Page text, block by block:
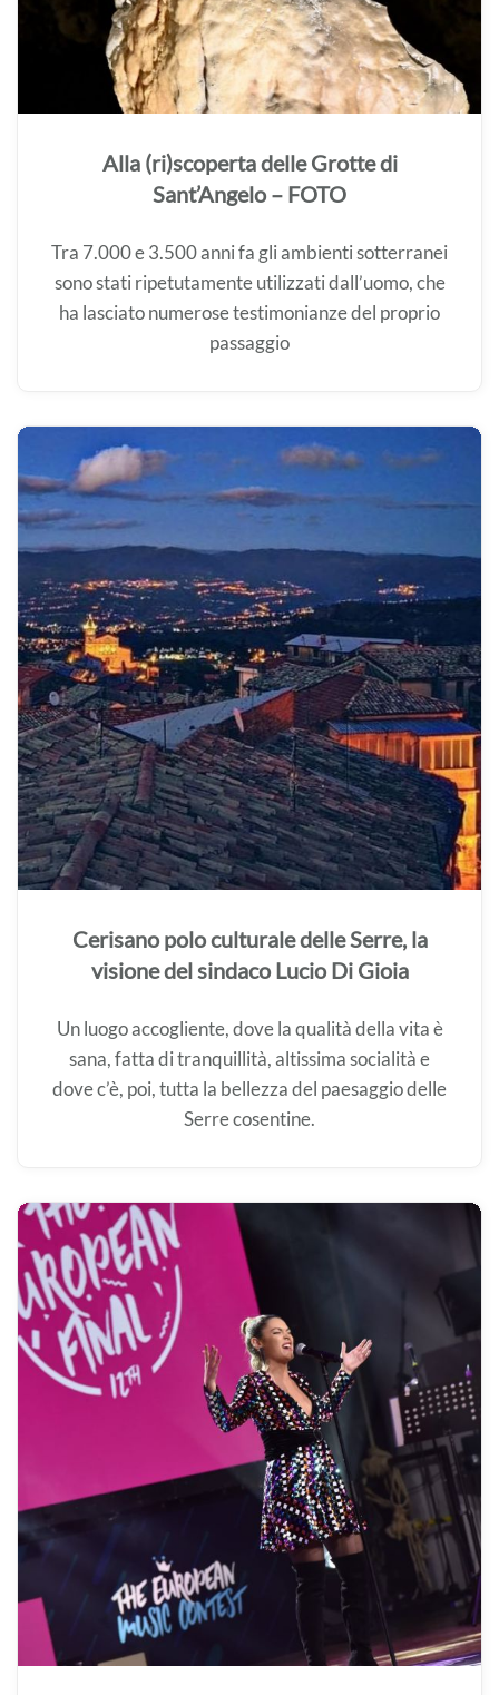
Alla (ri)scoperta delle Grotte di
Sant’Angelo – FOTO
Tra 7.000 e 3.500 anni fa gli ambienti sotterranei
sono stati ripetutamente utilizzati dall’uomo, che
ha lasciato numerose testimonianze del proprio
passaggio
Cerisano polo culturale delle Serre, la
visione del sindaco Lucio Di Gioia
Un luogo accogliente, dove la qualità della vita è
sana, fatta di tranquillità, altissima socialità e
dove c’è, poi, tutta la bellezza del paesaggio delle
Serre cosentine.